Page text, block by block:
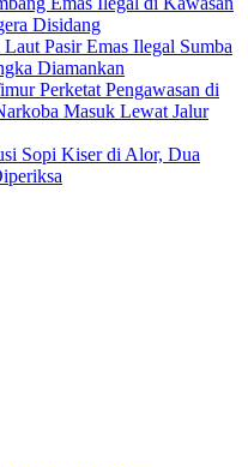
Disidang
Pasir Emas Ilegal Sumba
Diamankan
Perketat Pengawasan di
Masuk Lewat Jalur
Sopi Kiser di Alor, Dua